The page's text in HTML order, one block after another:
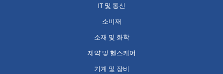
IT 및 통신
소비재
소재 및 화학
제약 및 헬스케어
기계 및 장비